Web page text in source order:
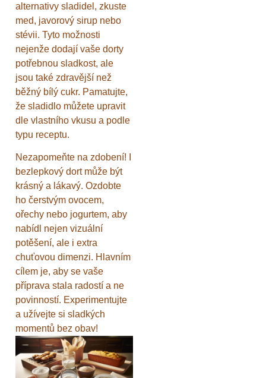
alternativy sladidel, zkuste
med, javorový sirup nebo
stévii. Tyto možnosti
nejenže dodají vaše dorty
potřebnou sladkost, ale
jsou také zdravější než
běžný bílý cukr. Pamatujte,
že sladidlo můžete upravit
dle vlastního vkusu a podle
typu receptu.
Nezapomeňte na zdobení! I
bezlepkový dort může být
krásný a lákavý. Ozdobte
ho čerstvým ovocem,
ořechy nebo jogurtem, aby
nabídl nejen vizuální
potěšení, ale i extra
chuťovou dimenzi. Hlavním
cílem je, aby se vaše
příprava stala radostí a ne
povinností. Experimentujte
a užívejte si sladkých
momentů bez obav!